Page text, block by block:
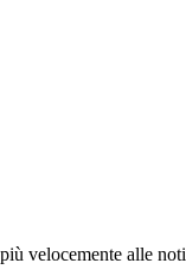
velocemente alle